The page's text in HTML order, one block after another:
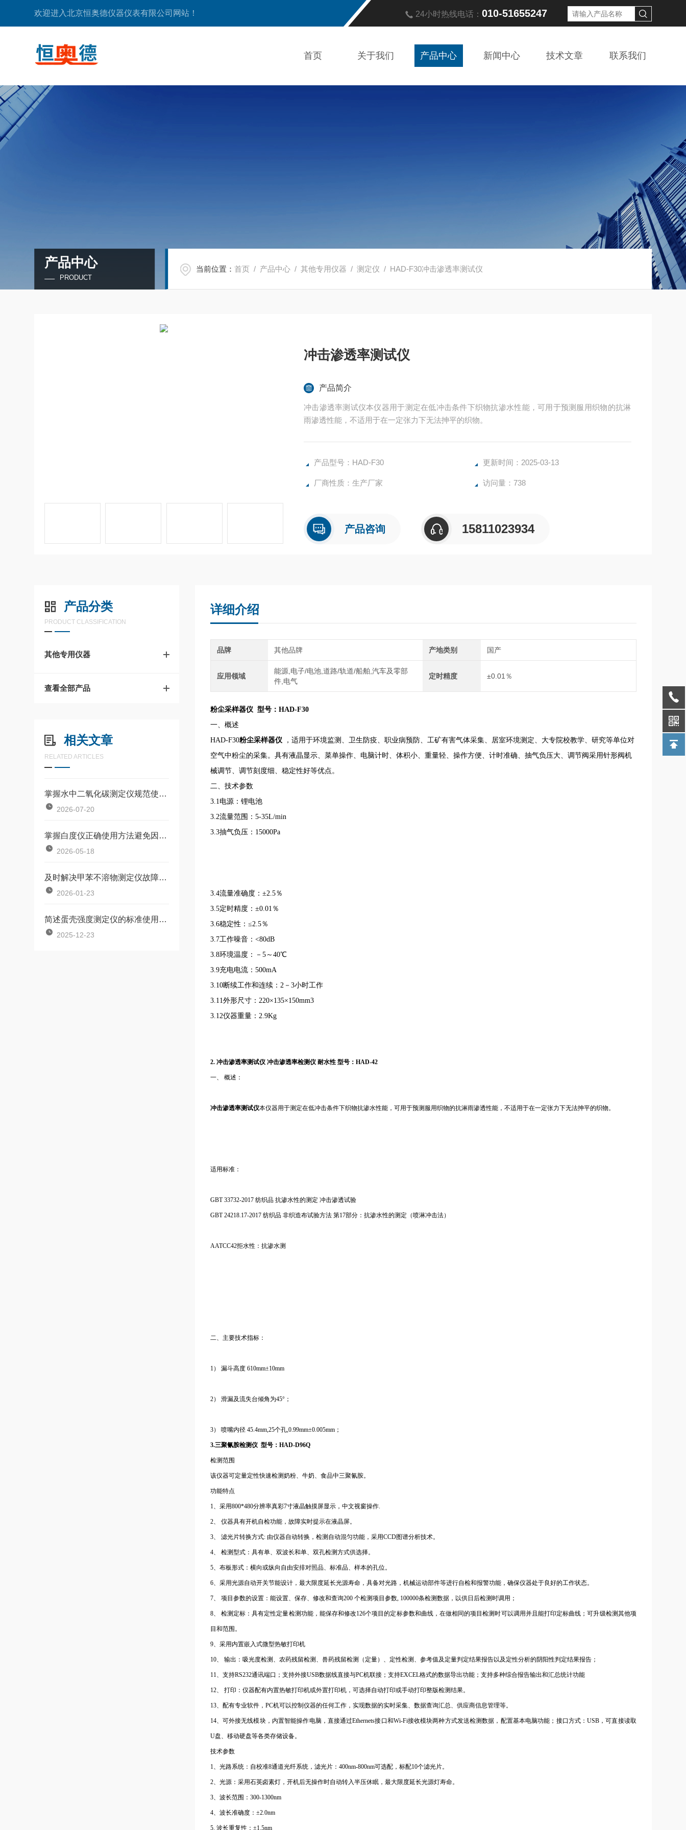
欢迎进入北京恒奥德仪器仪表有限公司网站！ 24小时热线电话： 010-51655247
首页 关于我们 产品中心 新闻中心 技术文章 联系我们
产品中心
PRODUCT
当前位置：首页 / 产品中心 /其他专用仪器 /测定仪 / HAD-F30冲击渗透率测试仪
冲击渗透率测试仪
产品简介
冲击渗透率测试仪本仪器用于测定在低冲击条件下织物抗渗水性能，可用于预测服用织物的抗淋
雨渗透性能，不适用于在一定张力下无法抻平的织物。
产品型号：HAD-F30 更新时间：2025-03-13
厂商性质：生产厂家 访问量：738
产品咨询 15811023934
产品分类
PRODUCT CLASSIFICATION
其他专用仪器
查看全部产品
相关文章
RELATED ARTICLES
掌握水中二氧化碳测定仪规范使用流程是确保数据准确可靠的前提
2026-07-20
掌握白度仪正确使用方法避免因标准板污染或操作不规范引入误差
2026-05-18
及时解决甲苯不溶物测定仪故障是保障长期安全使用的关键
2026-01-23
简述蛋壳强度测定仪的标准使用方法
2025-12-23
详细介绍
品牌 其他品牌 产地类别 国产
应用领域
能源,电子/电池,道路/轨道/船舶,汽车及零部
件,电气
定时精度 ±0.01％
粉尘采样器仪型号：HAD-F30
一、概述
HAD-F30粉尘采样器仪
，适用于环境监测、卫生防疫、职业病预防、工矿有害气体采集、居室环境测定、大专院校教学、研究等单位对
空气中粉尘的采集。具有液晶显示、菜单操作、电脑计时、体积小、重量轻、操作方便、计时准确、抽气负压大、调节阀采用针形阀机
械调节、调节刻度细、稳定性好等优点。
二、技术参数
3.1电源：锂电池
3.2流量范围：5-35L/min
3.3抽气负压：15000Pa
3.4流量准确度：±2.5％
3.5定时精度：±0.01％
3.6稳定性：≤2.5％
3.7工作噪音：<80dB
3.8环境温度：－5～40℃
3.9充电电流：500mA
3.10断续工作和连续：2－3小时工作
3.11外形尺寸：220×135×150mm3
3.12仪器重量：2.9Kg
2. 冲击渗透率测试仪 冲击渗透率检测仪 耐水性 型号：HAD-42
一、 概述：
冲击渗透率测试仪本仪器用于测定在低冲击条件下织物抗渗水性能，可用于预测服用织物的抗淋雨渗透性能，不适用于在一定张力下无法抻平的织物。
适用标准：
GBT 33732-2017 纺织品 抗渗水性的测定 冲击渗透试验
GBT 24218.17-2017 纺织品 非织造布试验方法 第17部分：抗渗水性的测定（喷淋冲击法）
AATCC42拒水性：抗渗水测
二、主要技术指标：
1） 漏斗高度 610mm±10mm
2） 滑漏及流失台倾角为45°；
3） 喷嘴内径 45.4mm,25个孔,0.99mm±0.005mm；
3.三聚氰胺检测仪 型号：HAD-D96Q
检测范围
该仪器可定量定性快速检测奶粉、牛奶、食品中三聚氰胺。
功能特点
1、采用800*480分辨率真彩7寸液晶触摸屏显示，中文视窗操作.
2、 仪器具有开机自检功能，故障实时提示在液晶屏。
3、 滤光片转换方式: 由仪器自动转换，检测自动混匀功能，采用CCD图谱分析技术。
4、 检测型式：具有单、双波长和单、双孔检测方式供选择。
5、布板形式：横向或纵向自由安排对照品、标准品、样本的孔位。
6、采用光源自动开关节能设计，最大限度延长光源寿命，具备对光路，机械运动部件等进行自检和报警功能，确保仪器处于良好的工作状态。
7、 项目参数的设置：能设置、保存、修改和查询200 个检测项目参数, 100000条检测数据，以供日后检测时调用；
8、 检测定标：具有定性定量检测功能，能保存和修改126个项目的定标参数和曲线，在做相同的项目检测时可以调用并且能打印定标曲线；可升级检测其他项
目和范围。
9、采用内置嵌入式微型热敏打印机
10、 输出：吸光度检测、农药残留检测、兽药残留检测（定量）、定性检测、参考值及定量判定结果报告以及定性分析的阴阳性判定结果报告；
11、支持RS232通讯端口；支持外接USB数据线直接与PC机联接；支持EXCEL格式的数据导出功能；支持多种综合报告输出和汇总统计功能
12、 打印：仪器配有内置热敏打印机或外置打印机，可选择自动打印或手动打印整版检测结果。
13、配有专业软件，PC机可以控制仪器的任何工作，实现数据的实时采集、数据查询汇总、供应商信息管理等。
14、可外接无线模块，内置智能操作电脑，直接通过Ethernets接口和Wi-Fi接收模块两种方式发送检测数据，配置基本电脑功能；接口方式：USB，可直接读取
U盘、移动硬盘等各类存储设备。
技术参数
1、光路系统：自校准8通道光纤系统，滤光片：400nm-800nm可选配，标配10个滤光片。
2、光源：采用石英卤素灯，开机后无操作时自动转入半压休眠，最大限度延长光源灯寿命。
3、波长范围：300-1300nm
4、波长准确度：±2.0nm
5. 波长重复性：±1.5nm